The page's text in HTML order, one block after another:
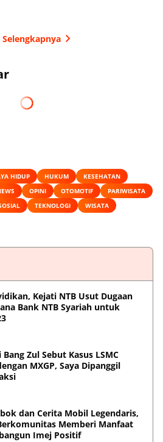
HIDUP HUKUM
KESEHATAN
OPINI OTOMOTIF
PARIWISATA
TEKNOLOGI
WISATA
Kejati NTB Usut Dugaan
Bank NTB Syariah untuk
Zul Sebut Kasus LSMC
MXGP, Saya Dipanggil
dan Cerita Mobil Legendaris,
Memberi Manfaat
Imej Positif